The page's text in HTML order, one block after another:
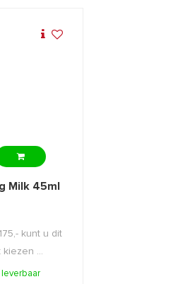
Milk 45ml
kunt u dit
...